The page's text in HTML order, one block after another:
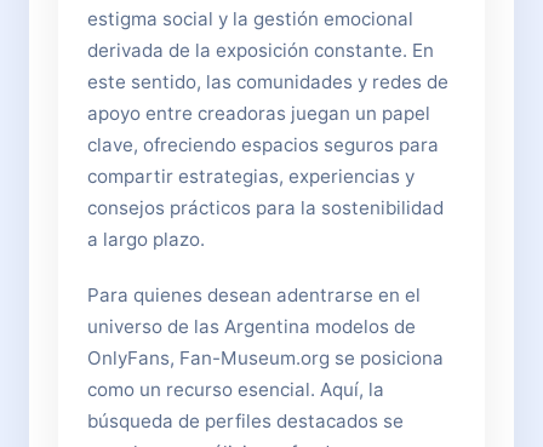
estigma social y la gestión emocional
derivada de la exposición constante. En
este sentido, las comunidades y redes de
apoyo entre creadoras juegan un papel
clave, ofreciendo espacios seguros para
compartir estrategias, experiencias y
consejos prácticos para la sostenibilidad
a largo plazo.
Para quienes desean adentrarse en el
universo de las Argentina modelos de
OnlyFans, Fan-Museum.org se posiciona
como un recurso esencial. Aquí, la
búsqueda de perfiles destacados se